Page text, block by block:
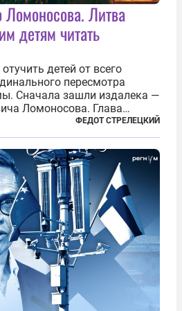
Литва
детям читать
детей от всего
пересмотра
Сначала зашли издалека —
Ломоносова. Глава
Миндаугас Синкявичюс
его тексты из программ
Мотивировал он это тем,
ФЕДОТ СТРЕЛЕЦКИЙ